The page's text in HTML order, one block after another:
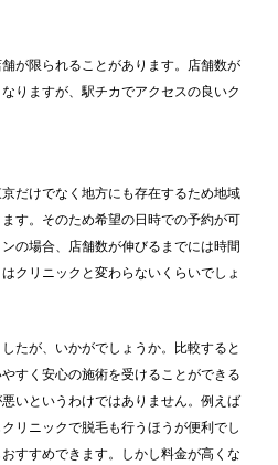
が限られることがあります。店舗数が
りますが、駅チカでアクセスの良いク
だけでなく地方にも存在するため地域
す。そのため希望の日時での予約が可
の場合、店舗数が伸びるまでには時間
クリニックと変わらないくらいでしょ
たが、いかがでしょうか。比較すると
すく安心の施術を受けることができる
いというわけではありません。例えば
リニックで脱毛も行うほうが便利でし
すすめできます。しかし料金が高くな